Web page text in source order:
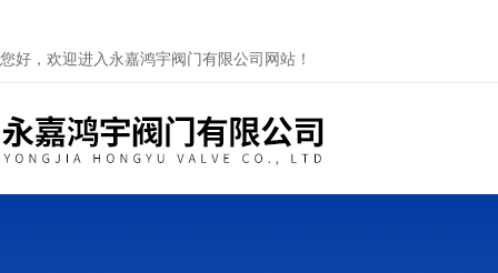
您好，欢迎进入永嘉鸿宇阀门有限公司网站！